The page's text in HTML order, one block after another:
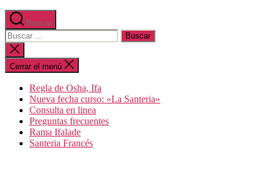
Buscar
Buscar:
Cerrar
la
búsqueda
Cerrar el menú
Regla de Osha, Ifa
Nueva fecha curso: «La Santeria»
Consulta en linea
Preguntas frecuentes
Rama Ifalade
Santeria Francés